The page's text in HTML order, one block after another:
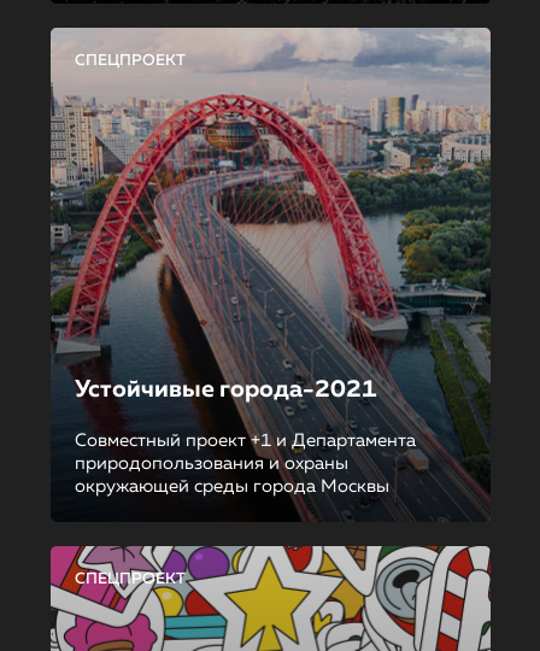
СПЕЦПРОЕКТ
Устойчивые города-2021
Совместный проект +1 и Департамента
природопользования и охраны
окружающей среды города Москвы
СПЕЦПРОЕКТ